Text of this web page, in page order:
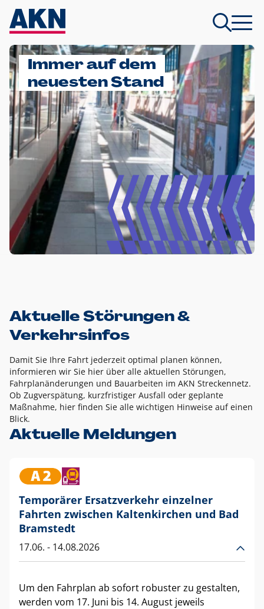
Immer auf dem
neuesten Stand
Aktuelle Störungen &
Verkehrsinfos
Damit Sie Ihre Fahrt jederzeit optimal planen können,
informieren wir Sie hier über alle aktuellen Störungen,
Fahrplanänderungen und Bauarbeiten im AKN Streckennetz.
Ob Zugverspätung, kurzfristiger Ausfall oder geplante
Maßnahme, hier finden Sie alle wichtigen Hinweise auf einen
Blick.
Aktuelle Meldungen
Temporärer Ersatzverkehr einzelner
Fahrten zwischen Kaltenkirchen und Bad
Bramstedt
17.06. - 14.08.2026
Um den Fahrplan ab sofort robuster zu gestalten,
werden vom 17. Juni bis 14. August jeweils